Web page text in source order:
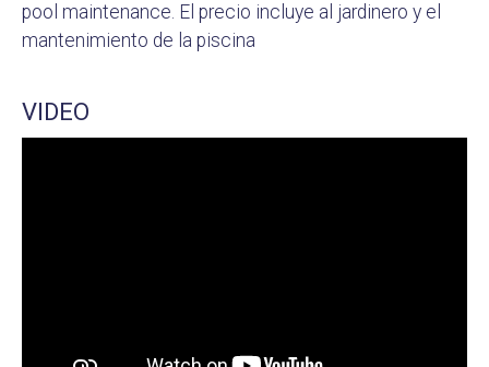
pool maintenance. El precio incluye al jardinero y el
mantenimiento de la piscina
VIDEO